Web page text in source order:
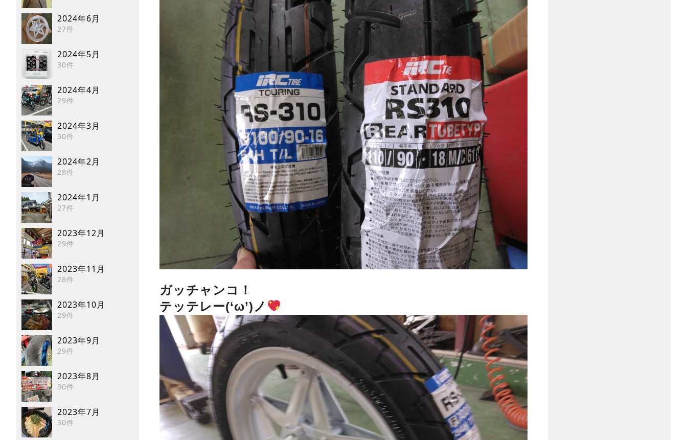
2024年6月
27件
2024年5月
30件
2024年4月
29件
2024年3月
30件
2024年2月
28件
2024年1月
27件
2023年12月
29件
2023年11月
28件
2023年10月
29件
2023年9月
29件
2023年8月
30件
2023年7月
30件
ガッチャンコ！
テッテレー(‘ω’)ノ